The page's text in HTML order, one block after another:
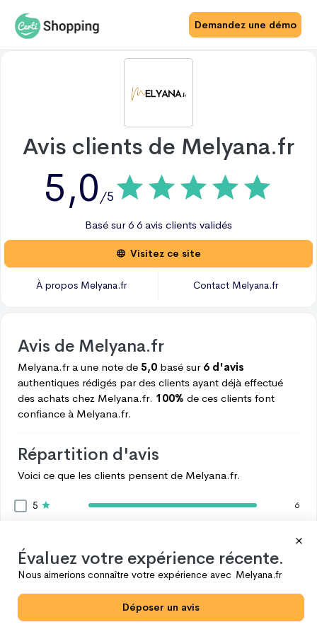
Demandez une démo
Avis clients de Melyana.fr
5,0 /5
Basé sur6 6 avis clients validés
Visitez ce site
À propos Melyana.fr Contact Melyana.fr
Avis de Melyana.fr
Melyana.fra une note de 5,0 basé sur 6 d'avis
authentiques rédigés par des clients ayant déjà effectué
des achats chez Melyana.fr. 100% de ces clients font
confiance à Melyana.fr.
Répartition d'avis
Voici ce que les clients pensent de Melyana.fr.
5 6
0
Voir plus
Évaluez votre expérience récente.
Nous aimerions connaître votre expérience avec Melyana.fr
Déposer un avis